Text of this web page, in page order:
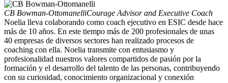
CB Bowman-OttomanelliCourage Advisor and Executive Coach
Noelia lleva colaborando como coach ejecutivo en ESIC desde hace
más de 10 años. En este tiempo más de 200 profesionales de unas
40 empresas de diversos sectores han realizado procesos de
coaching con ella. Noelia transmite con entusiasmo y
profesionalidad nuestros valores compartidos de pasión por la
formación y el desarrollo del talento de las personas, contribuyendo
con su curiosidad, conocimiento organizacional y conexión